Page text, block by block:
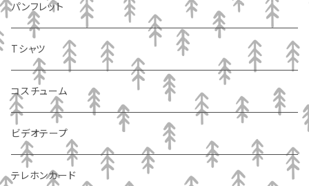
パンフレット
Tシャツ
コスチューム
ビデオテープ
テレホンカード